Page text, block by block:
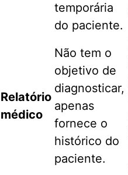
temporária
do paciente.
Relatório
médico
Não tem o
objetivo de
diagnosticar,
apenas
fornece o
histórico do
paciente.